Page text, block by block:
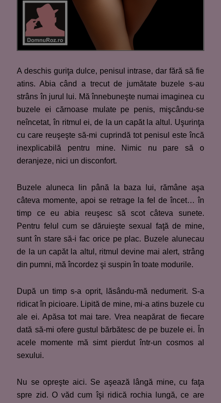
A deschis guriţa dulce, penisul intrase, dar fără să fie
atins. Abia când a trecut de jumătate buzele s-au
strâns în jurul lui. Mă înnebuneşte numai imaginea cu
buzele ei cărnoase mulate pe penis, mişcându-se
neîncetat, în ritmul ei, de la un capăt la altul. Uşurinţa
cu care reuşeşte să-mi cuprindă tot penisul este încă
inexplicabilă pentru mine. Nimic nu pare să o
deranjeze, nici un disconfort.
Buzele aluneca lin până la baza lui, rămâne aşa
câteva momente, apoi se retrage la fel de încet… în
timp ce eu abia reuşesc să scot câteva sunete.
Pentru felul cum se dăruieşte sexual faţă de mine,
sunt în stare să-i fac orice pe plac. Buzele alunecau
de la un capăt la altul, ritmul devine mai alert, strâng
din pumni, mă încordez şi suspin în toate modurile.
După un timp s-a oprit, lăsându-mă nedumerit. S-a
ridicat în picioare. Lipită de mine, mi-a atins buzele cu
ale ei. Apăsa tot mai tare. Vrea neapărat de fiecare
dată să-mi ofere gustul bărbătesc de pe buzele ei. În
acele momente mă simt pierdut într-un cosmos al
sexului.
Nu se opreşte aici. Se aşează lângă mine, cu faţa
spre zid. O văd cum îşi ridică rochia lungă, ce are